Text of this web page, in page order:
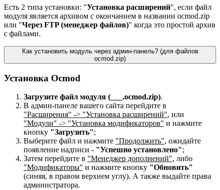
Есть 2 типа установки: "Установка расширений", если файл
модуля является архивом с окончанием в названии ocmod.zip
или "Через FTP (менеджер файлов)" когда это простой архив
с файлами.
Как установить модуль через админ-панель? (для файлов
ocmod.zip)
Установка Ocmod
Загрузите файл модуля (___.ocmod.zip).
В админ-панеле вашего сайта перейдите в
"Расширения" -> "Установка расширений", или
"Модули" -> "Установка модификаторов" и нажмите
кнопку "Загрузить";
Выберите файл и нажмите "Продолжить", ожидайте
появление надписи - "Успешно установлено";
Затем перейдите в "Менеджер дополнений", либо
"Модификаторы" и нажмите кнопку "Обновить"
(синяя, в правом верхнем углу). А также выдайте права
администратора.